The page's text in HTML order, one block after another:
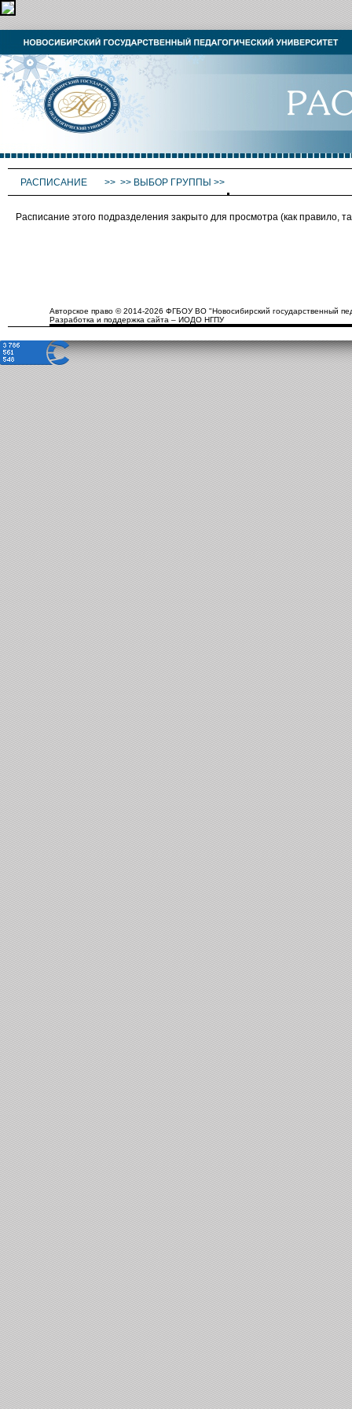
РАСПИСАНИЕ >> >> ВЫБОР ГРУППЫ >>
Расписание этого подразделения закрыто для просмотра (как
Авторское право © 2014-2026 ФГБОУ ВО "Новосибирский государственный
Разработка и поддержка сайта – ИОДО НГПУ